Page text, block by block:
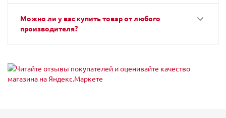
Можно ли у вас купить товар от любого
производителя?